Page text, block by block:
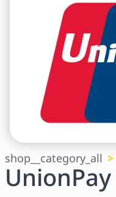
shop__category_all
UnionPay